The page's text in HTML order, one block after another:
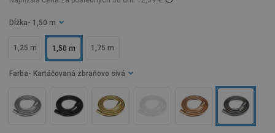
Dĺžka - 1,50 m
1,25 m 1,50 m 1,75 m
Farba - Kartáčovaná zbraňovo sivá